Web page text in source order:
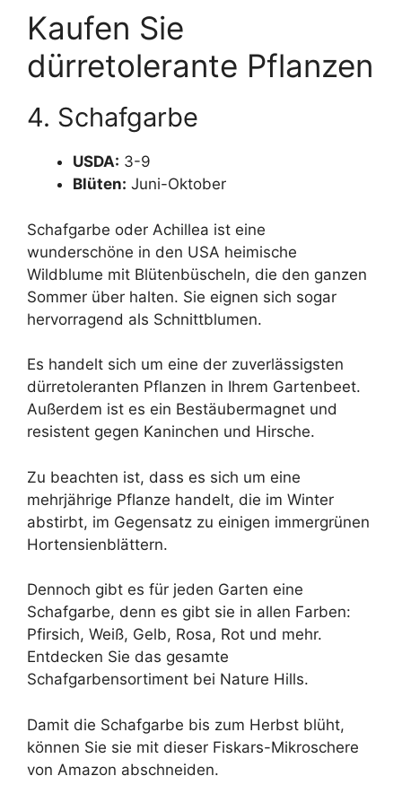
Kaufen Sie
dürretolerante Pflanzen
4. Schafgarbe
USDA: 3-9
Blüten: Juni-Oktober
Schafgarbe oder Achillea ist eine
wunderschöne in den USA heimische
Wildblume mit Blütenbüscheln, die den ganzen
Sommer über halten. Sie eignen sich sogar
hervorragend als Schnittblumen.
Es handelt sich um eine der zuverlässigsten
dürretoleranten Pflanzen in Ihrem Gartenbeet.
Außerdem ist es ein Bestäubermagnet und
resistent gegen Kaninchen und Hirsche.
Zu beachten ist, dass es sich um eine
mehrjährige Pflanze handelt, die im Winter
abstirbt, im Gegensatz zu einigen immergrünen
Hortensienblättern.
Dennoch gibt es für jeden Garten eine
Schafgarbe, denn es gibt sie in allen Farben:
Pfirsich, Weiß, Gelb, Rosa, Rot und mehr.
Entdecken Sie das gesamte
Schafgarbensortiment bei Nature Hills.
Damit die Schafgarbe bis zum Herbst blüht,
können Sie sie mit dieser Fiskars-Mikroschere
von Amazon abschneiden.